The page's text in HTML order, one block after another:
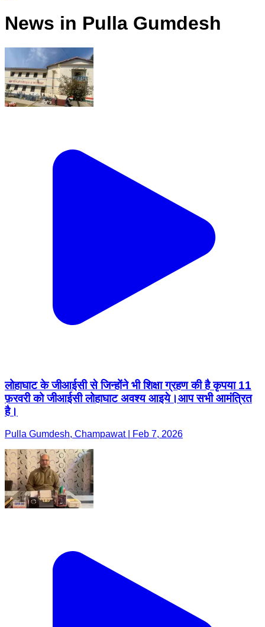
News in Pulla Gumdesh
लोहाघाट के जीआईसी से जिन्होंने भी शिक्षा ग्रहण की है कृपया 11
फ़रवरी को जीआईसी लोहाघाट अवश्य आइये।आप सभी आमंत्रित
है।
Pulla Gumdesh, Champawat | Feb 7, 2026